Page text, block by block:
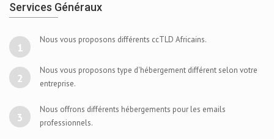
Services Généraux
1
Nous vous proposons différents ccTLD Africains.
2
Nous vous proposons type d'hébergement différent selon votre
entreprise.
3
Nous offrons différents hébergements pour les emails
professionnels.